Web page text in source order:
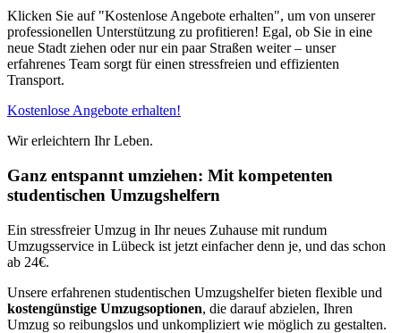
Klicken Sie auf "Kostenlose Angebote erhalten", um von unserer
professionellen Unterstützung zu profitieren! Egal, ob Sie in eine
neue Stadt ziehen oder nur ein paar Straßen weiter – unser
erfahrenes Team sorgt für einen stressfreien und effizienten
Transport.
Kostenlose Angebote erhalten!
Wir erleichtern Ihr Leben.
Ganz entspannt umziehen: Mit kompetenten
studentischen Umzugshelfern
Ein stressfreier Umzug in Ihr neues Zuhause mit rundum
Umzugsservice in Lübeck ist jetzt einfacher denn je, und das schon
ab 24€.
Unsere erfahrenen studentischen Umzugshelfer bieten flexible und
kostengünstige Umzugsoptionen, die darauf abzielen, Ihren
Umzug so reibungslos und unkompliziert wie möglich zu gestalten.